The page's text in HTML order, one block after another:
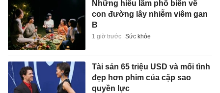
Những hiểu lầm phổ biến về
con đường lây nhiễm viêm gan
B
1 giờ trước Sức khỏe
Tài sản 65 triệu USD và mối tình
đẹp hơn phim của cặp sao
quyền lực